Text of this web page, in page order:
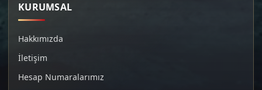
KURUMSAL
Hakkımızda
İletişim
Hesap Numaralarımız